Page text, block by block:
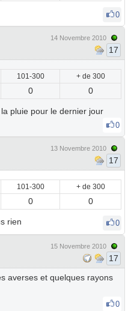
0
14 Novembre 2010
17
101-300 + de 300
0 0
pluie pour le dernier jour
0
13 Novembre 2010
17
101-300 + de 300
0 0
rien 0
15 Novembre 2010
17
averses et quelques rayons
0